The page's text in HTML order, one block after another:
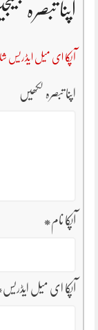
اپنا تبصرہ
آپکا ای میل ایڈریس
اپنا تبصرہ لکھیں
آپکا نام*
آپکا ای میل ایڈریس